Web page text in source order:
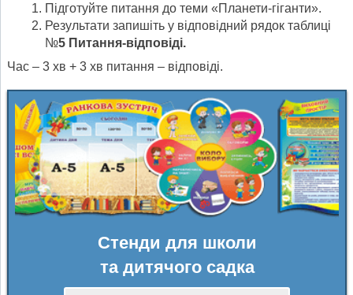
Підготуйте питання до теми «Планети-гіганти».
Результати запишіть у відповідний рядок таблиці
№5 Питання-відповіді.
Час – 3 хв + 3 хв питання – відповіді.
Стенди для школи
та дитячого садка